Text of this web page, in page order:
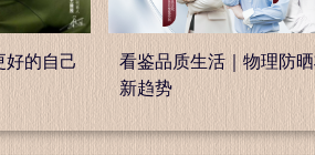
好的自己
看鉴品质生活｜物理防
新趋势